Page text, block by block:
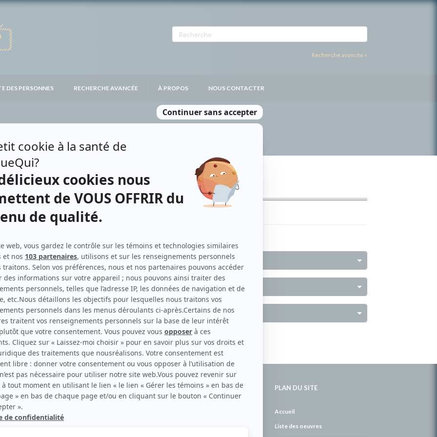
Recherche avancée »
DES PERSONNES RECHERCHE AVANCÉE À PROPOS NOUS CONTACTER
RAISONS
carbure à son petit écran. Celui qu’on surnomme parfois «l’encyclopédie de
à 2001. Sa spécialité: la télé québécoise. On peut l’entendre régulièrement
PLAN DU SITE
Accueil
Liste des oeuvres